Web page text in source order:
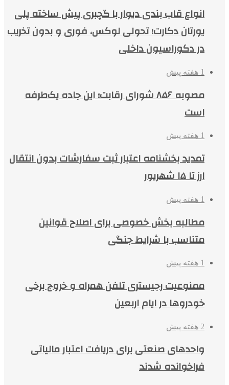
انواع قاب بندی دیوار با گچبری پیش ساخته پلی
یورتان دکارت؛ تحولی لوکس، فوری و بدون تخریب
در دکوراسیون داخلی
1 هفته پیش
مصوبه ۸۵۶ شورای رقابت؛ این جاده یک‌طرفه
است
1 هفته پیش
تمدید بخشنامه اعتبار ثبت سفارشات بدون انتقال
ارز تا ۱۵ شهریور
1 هفته پیش
مطالبه بخش خصوصی برای اصلاح قوانین
متناسب با شرایط جنگی
1 هفته پیش
ممنوعیت رجیستری تلفن همراه و خروج برخی
خودروها در ایام اربعین
2 هفته پیش
واحدهای صنعتی برای دریافت اعتبار مالیاتی
فراخوانده شدند